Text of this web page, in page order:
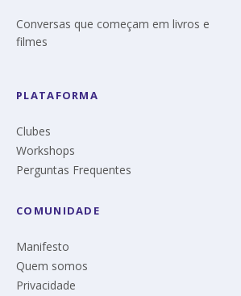
Conversas que começam em livros e
filmes
PLATAFORMA
Clubes
Workshops
Perguntas Frequentes
COMUNIDADE
Manifesto
Quem somos
Privacidade